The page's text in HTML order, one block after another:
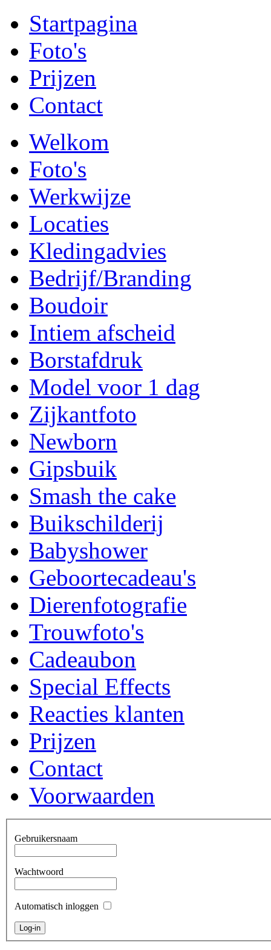
Startpagina
Foto's
Prijzen
Contact
Welkom
Foto's
Werkwijze
Locaties
Kledingadvies
Bedrijf/Branding
Boudoir
Intiem afscheid
Borstafdruk
Model voor 1 dag
Zijkantfoto
Newborn
Gipsbuik
Smash the cake
Buikschilderij
Babyshower
Geboortecadeau's
Dierenfotografie
Trouwfoto's
Cadeaubon
Special Effects
Reacties klanten
Prijzen
Contact
Voorwaarden
Gebruikersnaam
Wachtwoord
Automatisch inloggen